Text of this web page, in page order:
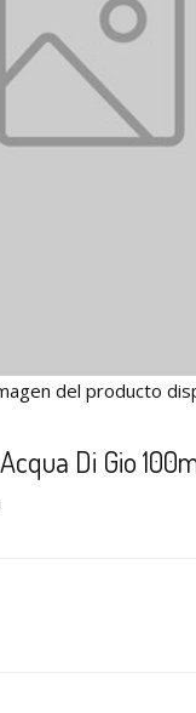
del producto
Di Gio